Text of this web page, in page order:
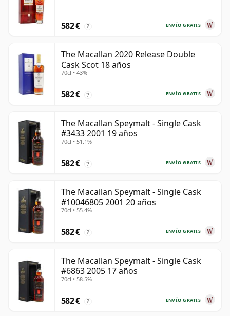
ENVÍO GRATIS
582 € ?
The Macallan 2020 Release Double
Cask Scot 18 años
70cl • 43%
ENVÍO GRATIS
582 € ?
The Macallan Speymalt - Single Cask
#3433 2001 19 años
70cl • 51.1%
ENVÍO GRATIS
582 € ?
The Macallan Speymalt - Single Cask
#10046805 2001 20 años
70cl • 55.4%
ENVÍO GRATIS
582 € ?
The Macallan Speymalt - Single Cask
#6863 2005 17 años
70cl • 58.5%
ENVÍO GRATIS
582 € ?